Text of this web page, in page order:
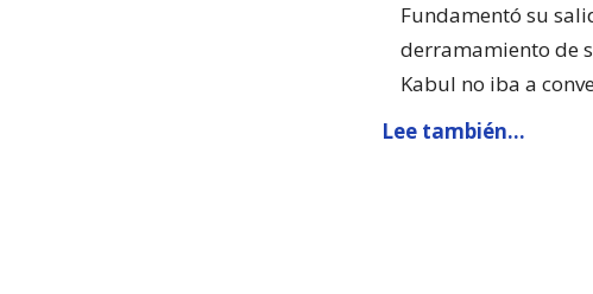
Fundamentó su
derramamiento de
Kabul no iba a
Lee también...